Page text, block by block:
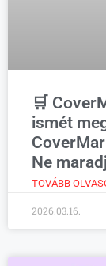
🛒
ismét
Ne
TOVÁBB
2026.03.16.